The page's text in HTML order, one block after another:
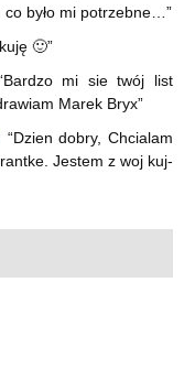
co było mi potrzebne…”
🙂”
Bardzo mi sie twój list
Marek Bryx”
“Dzien dobry, Chcialam
Jestem z woj kuj-